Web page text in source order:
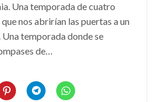
Una temporada de cuatro
nos abrirían las puertas a un
temporada donde se
de…